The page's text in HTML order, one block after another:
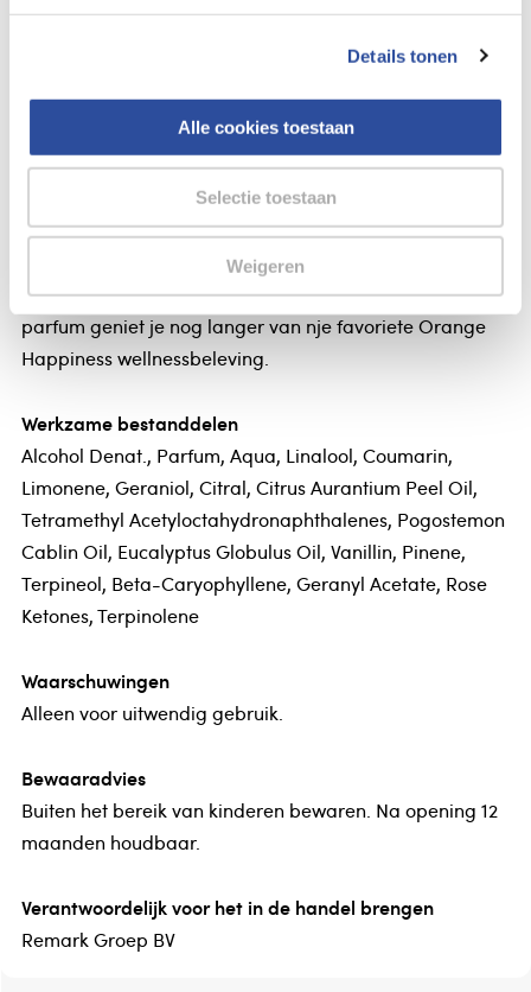
Details tonen
Alle cookies toestaan
Selectie toestaan
Weigeren
Therme Orange happiness eau de parfum
Therme Orange happiness eau de parfum
Stralende geur van sinaasappel en aromatisch hout
gecombineerd met bloemige mimosa en kruidige
patchouli. Therme Orange Happines Eau de Parfum is
het perfecte cadeau voor jezelf en een ander. Met dit
parfum geniet je nog langer van nje favoriete Orange
Happiness wellnessbeleving.
Werkzame bestanddelen
Alcohol Denat., Parfum, Aqua, Linalool, Coumarin,
Limonene, Geraniol, Citral, Citrus Aurantium Peel Oil,
Tetramethyl Acetyloctahydronaphthalenes, Pogostemon
Cablin Oil, Eucalyptus Globulus Oil, Vanillin, Pinene,
Terpineol, Beta-Caryophyllene, Geranyl Acetate, Rose
Ketones, Terpinolene
Waarschuwingen
Alleen voor uitwendig gebruik.
Bewaaradvies
Buiten het bereik van kinderen bewaren. Na opening 12
maanden houdbaar.
Verantwoordelijk voor het in de handel brengen
Remark Groep BV